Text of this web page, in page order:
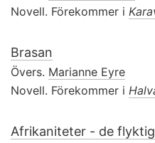
Novell. Förekommer i
Brasan
Övers. Marianne Eyre
Novell. Förekommer i
Afrikaniteter - de